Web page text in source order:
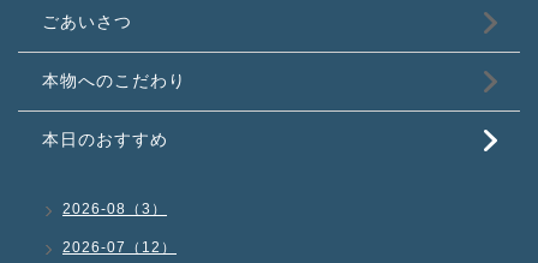
ごあいさつ
本物へのこだわり
本日のおすすめ
2026-08（3）
2026-07（12）